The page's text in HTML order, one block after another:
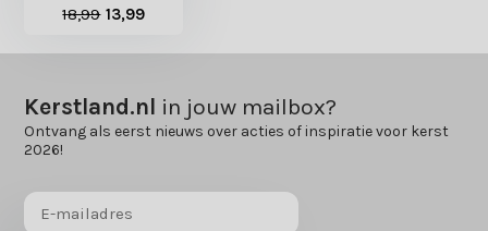
18,99 13,99
Kerstland.nl in jouw mailbox?
Ontvang als eerst nieuws over acties of inspiratie voor kerst
2026!